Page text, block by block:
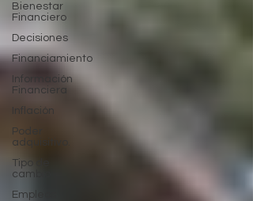
Bienestar
Financiero
Decisiones
Financiamiento
Información
Financiera
Inflación
Poder
adquisitivo.
Tipo de
cambio
Empleos